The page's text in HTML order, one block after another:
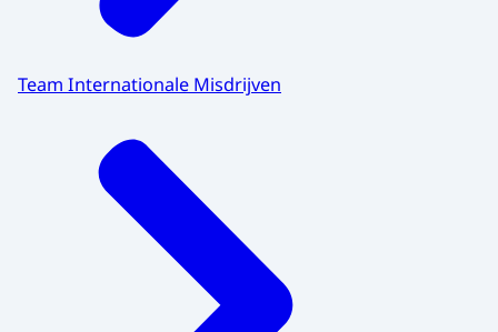
Team Internationale Misdrijven